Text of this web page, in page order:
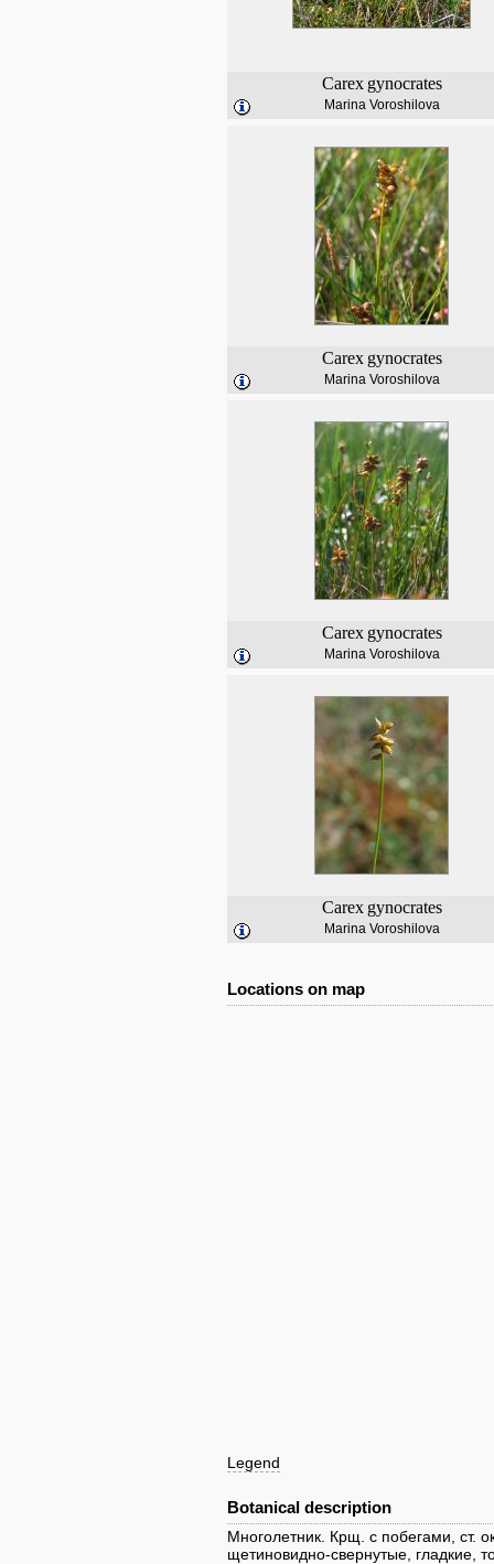
Carex gynocrates
Marina Voroshilova
Carex gynocrates
Marina Voroshilova
Carex gynocrates
Marina Voroshilova
Carex gynocrates
Marina Voroshilova
Locations on map
Legend
Botanical description
Многолетник. Крщ. с побегами, ст.
щетиновидно-свернутые, гладкие,